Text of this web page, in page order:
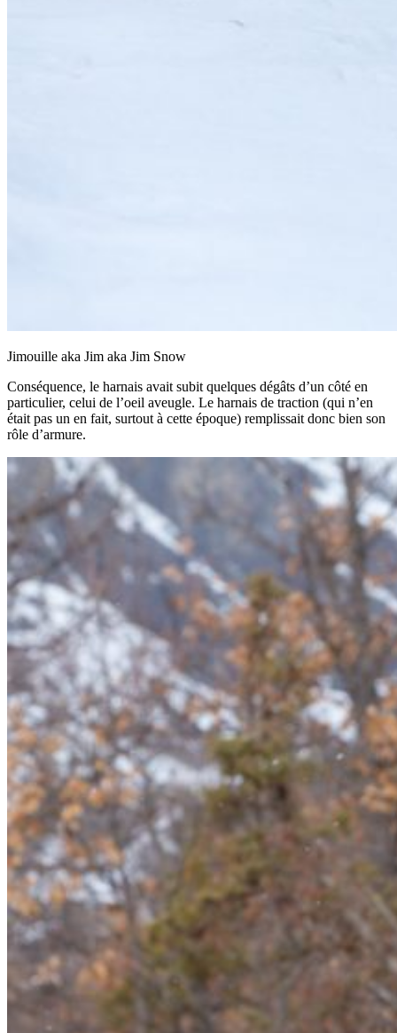
Jimouille aka Jim aka Jim Snow
Conséquence, le harnais avait subit quelques dégâts d’un côté en
particulier, celui de l’oeil aveugle. Le harnais de traction (qui n’en
était pas un en fait, surtout à cette époque) remplissait donc bien son
rôle d’armure.